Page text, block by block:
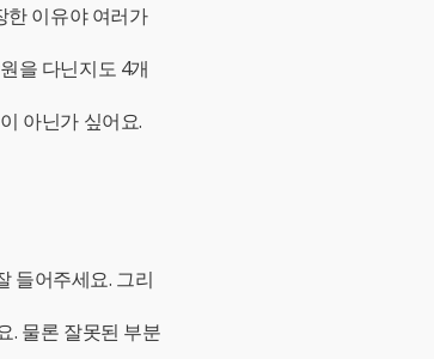
한 이유야 여러가
을 다닌지도 4개
아닌가 싶어요.
들어주세요. 그리
. 물론 잘못된 부분